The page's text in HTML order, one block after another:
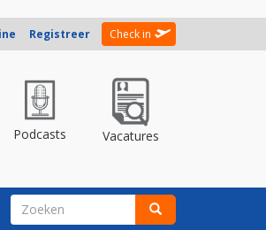
Registreer Check in
Podcasts Vacatures
ZOEKVELD